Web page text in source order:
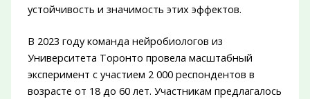
устойчивость и значимость этих эффектов.
В 2023 году команда нейробиологов из
Университета Торонто провела масштабный
эксперимент с участием 2 000 респондентов в
возрасте от 18 до 60 лет. Участникам предлагалось